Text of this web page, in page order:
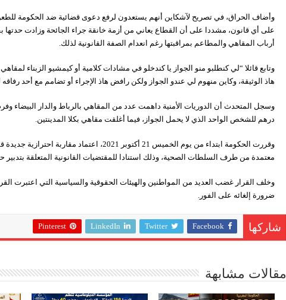
وأضاف الحراق، في تصريح لآشكاين أنهم يستعدون لرفع دعوى قضائية ضد الحكومة
على أي قانون، مشددا على أن القطاع يعاني من أزمة خانقة جراء الجائحة وزادت حدتها
أرباب المقاهي والمطاعم بمراقبتها رغم انعدام الصفة القانونية لذلك.
وتابع قائلا “لي كنطلبو منو الجواز يا كندخلو في مشادات كلامية أو كيمشيو الزبناء
هاذ الوثيقة، وكاين منهوم لي عندو الجواز ولكن رافض هاذ الإجراء أو تضامم مع أحد
درهم للشخص الواحد الذي لا يحمل الجواز، فيما أغلقت مقاهي بكلا المدينتين.
وقررت الحكومة ابتداء من يوم الخميس 21 أكتوبر 2021،
معتمدة من طرف السلطات الصحية، وذلك استنادا للمقتضيات القانونية المتعلقة بتدبير
وخلف القرار غضب العديد من المواطنين والهيئات الحقوقية والسياسية التي اعتبرت
ضرورة إلغائه على الفور.
شاركها Facebook
Twitter
LinkedIn
Pinterest
مقالات مشابهة